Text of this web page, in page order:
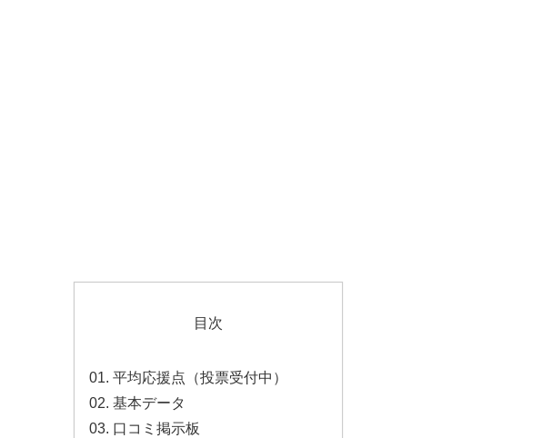
目次
平均応援点（投票受付中）
基本データ
口コミ掲示板